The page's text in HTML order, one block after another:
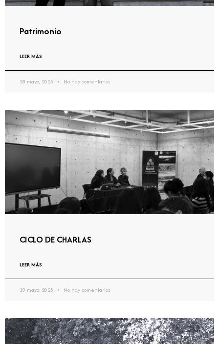
Patrimonio
LEER MÁS
28 mayo, 2025 No hay comentarios
CICLO DE CHARLAS
LEER MÁS
19 mayo, 2025 No hay comentarios